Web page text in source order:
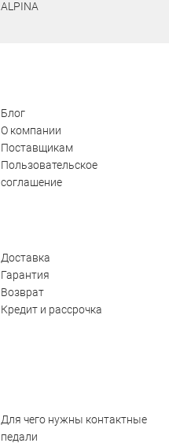
ALPINA
Блог
О компании
Поставщикам
Пользовательское
соглашение
Доставка
Гарантия
Возврат
Кредит и рассрочка
Для чего нужны контактные
педали